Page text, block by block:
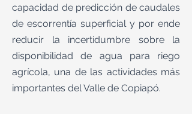
capacidad de predicción de caudales
de escorrentía superficial y por ende
reducir la incertidumbre sobre la
disponibilidad de agua para riego
agrícola, una de las actividades más
importantes del Valle de Copiapó.